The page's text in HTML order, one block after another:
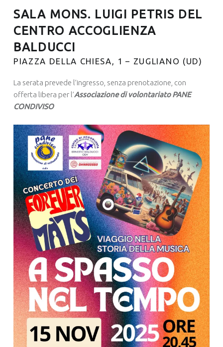
SALA MONS. LUIGI PETRIS DEL
CENTRO ACCOGLIENZA
BALDUCCI
PIAZZA DELLA CHIESA, 1 – ZUGLIANO (UD)
La serata prevede l’ingresso, senza prenotazione, con
offerta libera per l’Associazione di volontariato PANE
CONDIVISO